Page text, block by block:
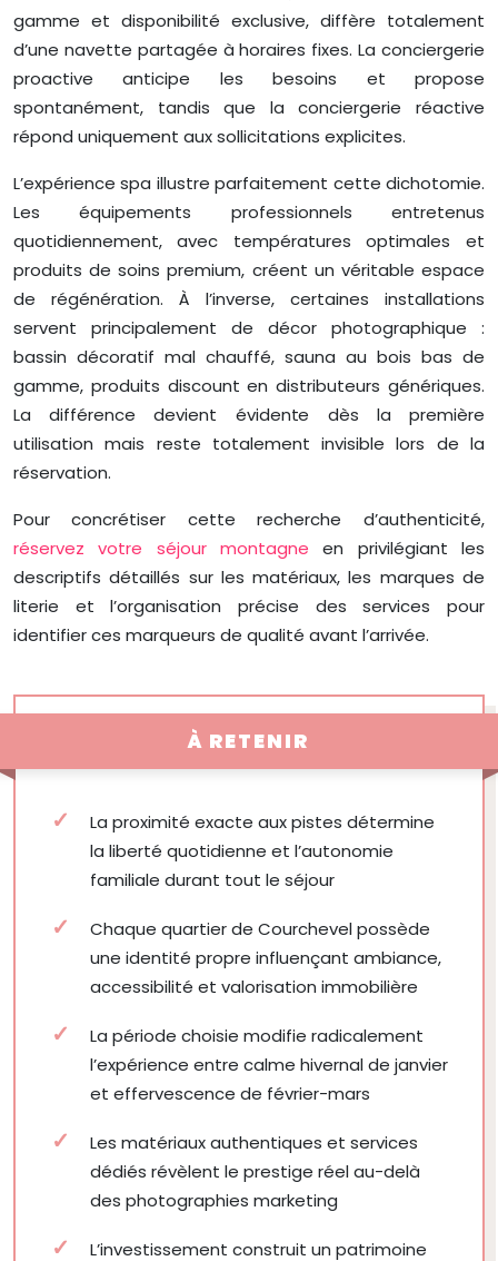
gamme et disponibilité exclusive, diffère totalement
d’une navette partagée à horaires fixes. La conciergerie
proactive anticipe les besoins et propose
spontanément, tandis que la conciergerie réactive
répond uniquement aux sollicitations explicites.
L’expérience spa illustre parfaitement cette dichotomie.
Les équipements professionnels entretenus
quotidiennement, avec températures optimales et
produits de soins premium, créent un véritable espace
de régénération. À l’inverse, certaines installations
servent principalement de décor photographique :
bassin décoratif mal chauffé, sauna au bois bas de
gamme, produits discount en distributeurs génériques.
La différence devient évidente dès la première
utilisation mais reste totalement invisible lors de la
réservation.
Pour concrétiser cette recherche d’authenticité,
réservez votre séjour montagne en privilégiant les
descriptifs détaillés sur les matériaux, les marques de
literie et l’organisation précise des services pour
identifier ces marqueurs de qualité avant l’arrivée.
À RETENIR
La proximité exacte aux pistes détermine
la liberté quotidienne et l’autonomie
familiale durant tout le séjour
Chaque quartier de Courchevel possède
une identité propre influençant ambiance,
accessibilité et valorisation immobilière
La période choisie modifie radicalement
l’expérience entre calme hivernal de janvier
et effervescence de février-mars
Les matériaux authentiques et services
dédiés révèlent le prestige réel au-delà
des photographies marketing
L’investissement construit un patrimoine